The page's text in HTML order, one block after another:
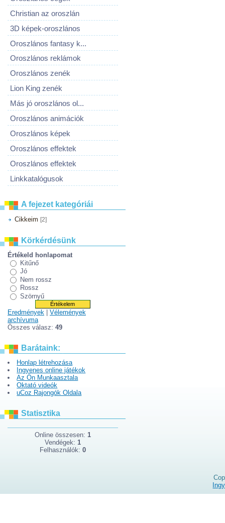
Christian az oroszlán
3D képek-oroszlános
Oroszlános fantasy k...
Oroszlános reklámok
Oroszlános zenék
Lion King zenék
Más jó oroszlános ol...
Oroszlános animációk
Oroszlános képek
Oroszlános effektek
Oroszlános effektek
Linkkatalógusok
A fejezet kategóriái
Cikkeim [2]
Körkérdésünk
Értékeld honlapomat
Kitűnő
Jó
Nem rossz
Rossz
Szörnyű
Eredmények
Vélemények
archívuma
Összes válasz: 49
Barátaink:
Honlap létrehozása
Ingyenes online játékok
Az Ön Munkaasztala
Oktató videók
uCoz Rajongók Oldala
Statisztika
Online összesen: 1
Vendégek: 1
Felhasználók: 0